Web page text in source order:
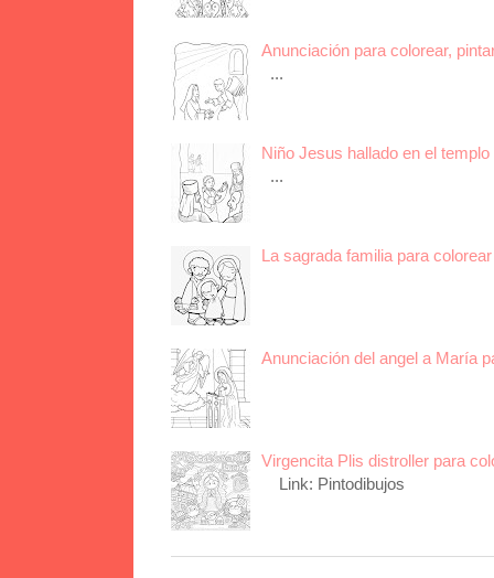
Anunciación para colorear,
...
Niño Jesus hallado en el
...
La sagrada familia para
Anunciación del angel a María
Virgencita Plis distroller para
Link: Pintodibujos